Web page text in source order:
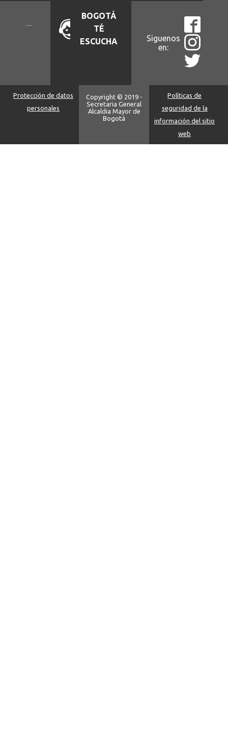
BOGOTÁ
TÉ
ESCUCHA
Siguenos
en:
Protección de datos
personales
Copyright © 2019 -
Secretaria General
Alcaldia Mayor de
Bogotá
Políticas de
seguridad de la
información del sitio
web